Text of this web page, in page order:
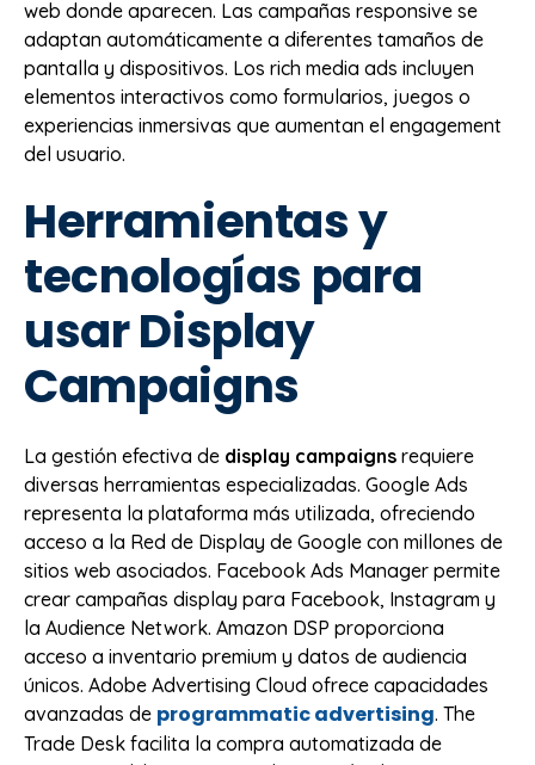
web donde aparecen. Las campañas responsive se
adaptan automáticamente a diferentes tamaños de
pantalla y dispositivos. Los rich media ads incluyen
elementos interactivos como formularios, juegos o
experiencias inmersivas que aumentan el engagement
del usuario.
Herramientas y
tecnologías para
usar Display
Campaigns
La gestión efectiva de display campaigns requiere
diversas herramientas especializadas. Google Ads
representa la plataforma más utilizada, ofreciendo
acceso a la Red de Display de Google con millones de
sitios web asociados. Facebook Ads Manager permite
crear campañas display para Facebook, Instagram y
la Audience Network. Amazon DSP proporciona
acceso a inventario premium y datos de audiencia
únicos. Adobe Advertising Cloud ofrece capacidades
avanzadas de programmatic advertising. The
Trade Desk facilita la compra automatizada de